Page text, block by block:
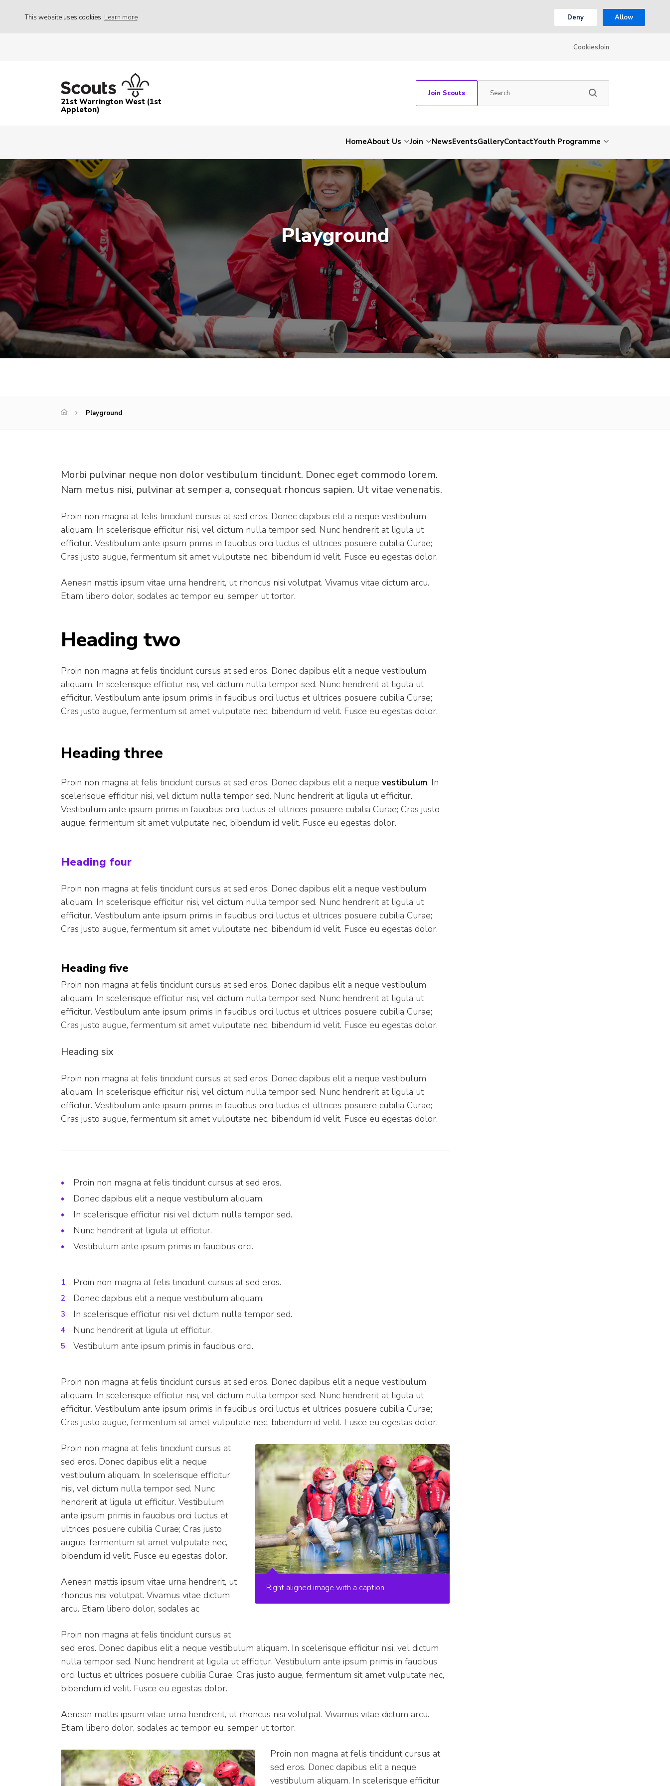
This website uses cookies Learn more Deny Allow
CookiesJoin
21st Warrington West (1st
Appleton)
Join Scouts
HomeAbout Us Join NewsEventsGalleryContactYouth Programme
Playground
Playground
Morbi pulvinar neque non dolor vestibulum tincidunt. Donec eget commodo lorem.
Nam metus nisi, pulvinar at semper a, consequat rhoncus sapien. Ut vitae venenatis.
Proin non magna at felis tincidunt cursus at sed eros. Donec dapibus elit a neque vestibulum
aliquam. In scelerisque efficitur nisi, vel dictum nulla tempor sed. Nunc hendrerit at ligula ut
efficitur. Vestibulum ante ipsum primis in faucibus orci luctus et ultrices posuere cubilia Curae;
Cras justo augue, fermentum sit amet vulputate nec, bibendum id velit. Fusce eu egestas dolor.
Aenean mattis ipsum vitae urna hendrerit, ut rhoncus nisi volutpat. Vivamus vitae dictum arcu.
Etiam libero dolor, sodales ac tempor eu, semper ut tortor.
Heading two
Proin non magna at felis tincidunt cursus at sed eros. Donec dapibus elit a neque vestibulum
aliquam. In scelerisque efficitur nisi, vel dictum nulla tempor sed. Nunc hendrerit at ligula ut
efficitur. Vestibulum ante ipsum primis in faucibus orci luctus et ultrices posuere cubilia Curae;
Cras justo augue, fermentum sit amet vulputate nec, bibendum id velit. Fusce eu egestas dolor.
Heading three
Proin non magna at felis tincidunt cursus at sed eros. Donec dapibus elit a neque vestibulum. In
scelerisque efficitur nisi, vel dictum nulla tempor sed. Nunc hendrerit at ligula ut efficitur.
Vestibulum ante ipsum primis in faucibus orci luctus et ultrices posuere cubilia Curae; Cras justo
augue, fermentum sit amet vulputate nec, bibendum id velit. Fusce eu egestas dolor.
Heading four
Proin non magna at felis tincidunt cursus at sed eros. Donec dapibus elit a neque vestibulum
aliquam. In scelerisque efficitur nisi, vel dictum nulla tempor sed. Nunc hendrerit at ligula ut
efficitur. Vestibulum ante ipsum primis in faucibus orci luctus et ultrices posuere cubilia Curae;
Cras justo augue, fermentum sit amet vulputate nec, bibendum id velit. Fusce eu egestas dolor.
Heading five
Proin non magna at felis tincidunt cursus at sed eros. Donec dapibus elit a neque vestibulum
aliquam. In scelerisque efficitur nisi, vel dictum nulla tempor sed. Nunc hendrerit at ligula ut
efficitur. Vestibulum ante ipsum primis in faucibus orci luctus et ultrices posuere cubilia Curae;
Cras justo augue, fermentum sit amet vulputate nec, bibendum id velit. Fusce eu egestas dolor.
Heading six
Proin non magna at felis tincidunt cursus at sed eros. Donec dapibus elit a neque vestibulum
aliquam. In scelerisque efficitur nisi, vel dictum nulla tempor sed. Nunc hendrerit at ligula ut
efficitur. Vestibulum ante ipsum primis in faucibus orci luctus et ultrices posuere cubilia Curae;
Cras justo augue, fermentum sit amet vulputate nec, bibendum id velit. Fusce eu egestas dolor.
Proin non magna at felis tincidunt cursus at sed eros.
Donec dapibus elit a neque vestibulum aliquam.
In scelerisque efficitur nisi vel dictum nulla tempor sed.
Nunc hendrerit at ligula ut efficitur.
Vestibulum ante ipsum primis in faucibus orci.
Proin non magna at felis tincidunt cursus at sed eros.
Donec dapibus elit a neque vestibulum aliquam.
In scelerisque efficitur nisi vel dictum nulla tempor sed.
Nunc hendrerit at ligula ut efficitur.
Vestibulum ante ipsum primis in faucibus orci.
Proin non magna at felis tincidunt cursus at sed eros. Donec dapibus elit a neque vestibulum
aliquam. In scelerisque efficitur nisi, vel dictum nulla tempor sed. Nunc hendrerit at ligula ut
efficitur. Vestibulum ante ipsum primis in faucibus orci luctus et ultrices posuere cubilia Curae;
Cras justo augue, fermentum sit amet vulputate nec, bibendum id velit. Fusce eu egestas dolor.
Right aligned image with a caption
Proin non magna at felis tincidunt cursus at
sed eros. Donec dapibus elit a neque
vestibulum aliquam. In scelerisque efficitur
nisi, vel dictum nulla tempor sed. Nunc
hendrerit at ligula ut efficitur. Vestibulum
ante ipsum primis in faucibus orci luctus et
ultrices posuere cubilia Curae; Cras justo
augue, fermentum sit amet vulputate nec,
bibendum id velit. Fusce eu egestas dolor.
Aenean mattis ipsum vitae urna hendrerit, ut
rhoncus nisi volutpat. Vivamus vitae dictum
arcu. Etiam libero dolor, sodales ac
Proin non magna at felis tincidunt cursus at
sed eros. Donec dapibus elit a neque vestibulum aliquam. In scelerisque efficitur nisi, vel dictum
nulla tempor sed. Nunc hendrerit at ligula ut efficitur. Vestibulum ante ipsum primis in faucibus
orci luctus et ultrices posuere cubilia Curae; Cras justo augue, fermentum sit amet vulputate nec,
bibendum id velit. Fusce eu egestas dolor.
Aenean mattis ipsum vitae urna hendrerit, ut rhoncus nisi volutpat. Vivamus vitae dictum arcu.
Etiam libero dolor, sodales ac tempor eu, semper ut tortor.
Proin non magna at felis tincidunt cursus at
sed eros. Donec dapibus elit a neque
vestibulum aliquam. In scelerisque efficitur